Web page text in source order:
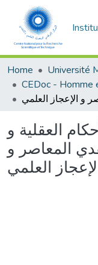
Home
العقلية و
المعاصر و
العلمي